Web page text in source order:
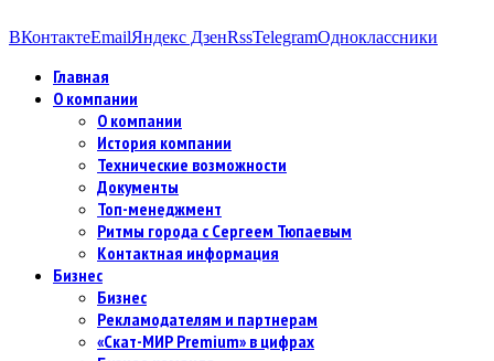
ВКонтактеEmailЯндекс ДзенRssTelegramОдноклассники
Главная
О компании
О компании
История компании
Технические возможности
Документы
Топ-менеджмент
Ритмы города с Сергеем Тюпаевым
Контактная информация
Бизнес
Бизнес
Рекламодателям и партнерам
«Скат-МИР Premium» в цифрах